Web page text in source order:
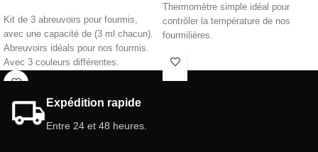
Kit de 3 abreuvoirs pour fourmis,
avec une capacité de (3 ml chacun).
Abreuvoirs idéals pour nos fourmis.
Avec 3 couleurs différentes.
Bouteille en verre ambré :
- Idéal pour conserver les
aliments/liquides.
Thermomètre simple idéal pour
contrôler la température de nos
fourmilières.
Expédition rapide
Entre 24 et 48 heures.